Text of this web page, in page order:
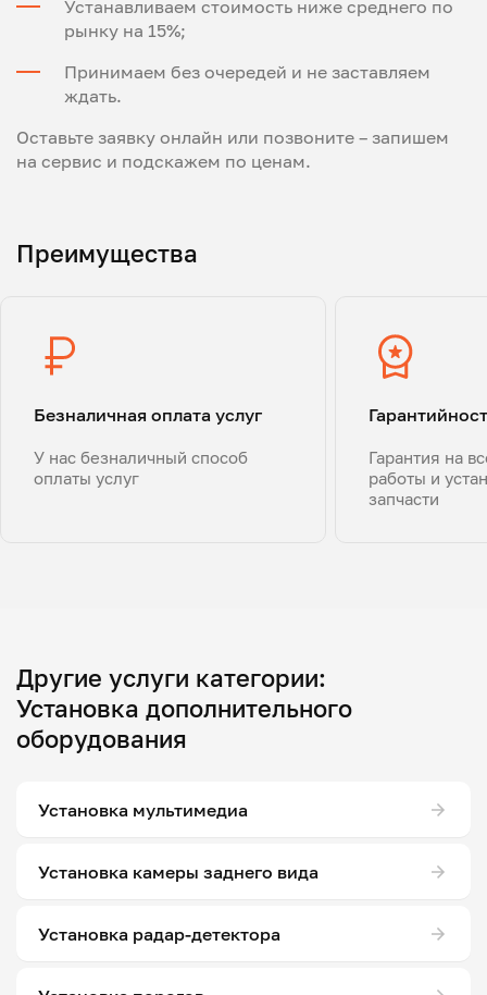
Устанавливаем стоимость ниже среднего по
рынку на 15%;
Принимаем без очередей и не заставляем
ждать.
Оставьте заявку онлайн или позвоните – запишем
на сервис и подскажем по ценам.
Преимущества
Безналичная оплата услуг
У нас безналичный способ
оплаты услуг
Гарантия на
работы и
запчасти
Другие услуги категории:
Установка дополнительного
оборудования
Установка мультимедиа
Установка камеры заднего вида
Установка радар-детектора